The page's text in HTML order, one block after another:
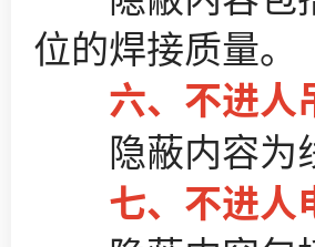
位的焊接质量。​
六、不进人
隐蔽内容为
七、不进人